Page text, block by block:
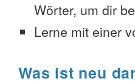
Wörter, um dir
Lerne mit einer
Was ist neu